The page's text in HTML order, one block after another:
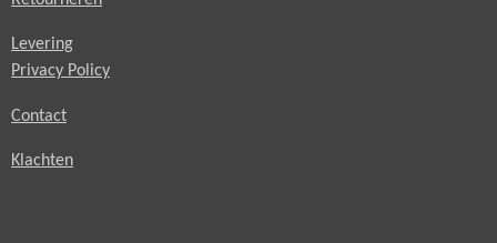
Levering
Privacy Policy
Contact
Klachten